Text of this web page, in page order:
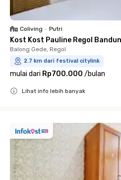
Coliving • Putri
Kost Kost Pauline Regol
Balong Gede, Regol
2.7 km dari festival citylink
mulai dari Rp700.000 /bulan
Lihat info lebih banyak